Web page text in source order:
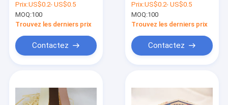
Logo For Garments
de TPU
Prix:US$0.2- US$0.5
MOQ:100
Trouvez les derniers prix
Contactez
corrections
stigmatisent des
labels pour
Prix:US$0.2- US$0.5
MOQ:100
Trouvez les derniers prix
Contactez